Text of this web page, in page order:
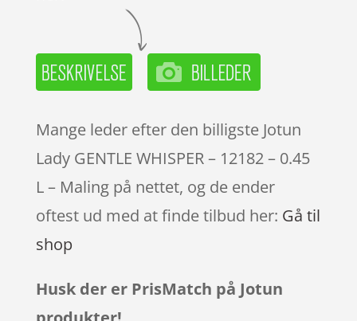
Mange leder efter den billigste Jotun
Lady GENTLE WHISPER – 12182 – 0.45
L – Maling på nettet, og de ender
oftest ud med at finde tilbud her: Gå til
shop
Husk der er PrisMatch på Jotun